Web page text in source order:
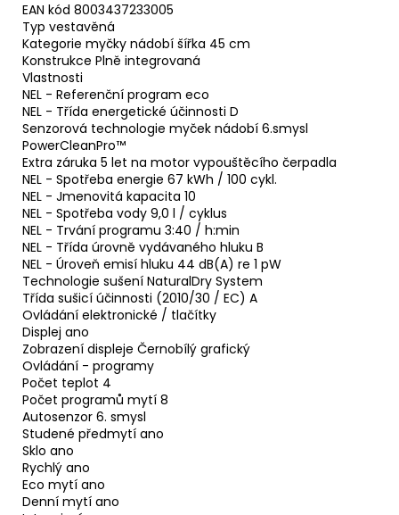
EAN kód 8003437233005
Typ vestavěná
Kategorie myčky nádobí šířka 45 cm
Konstrukce Plně integrovaná
Vlastnosti
NEL - Referenční program eco
NEL - Třída energetické účinnosti D
Senzorová technologie myček nádobí 6.smysl
PowerCleanPro™
Extra záruka 5 let na motor vypouštěcího čerpadla
NEL - Spotřeba energie 67 kWh / 100 cykl.
NEL - Jmenovitá kapacita 10
NEL - Spotřeba vody 9,0 l / cyklus
NEL - Trvání programu 3:40 / h:min
NEL - Třída úrovně vydávaného hluku B
NEL - Úroveň emisí hluku 44 dB(A) re 1 pW
Technologie sušení NaturalDry System
Třída sušicí účinnosti (2010/30 / EC) A
Ovládání elektronické / tlačítky
Displej ano
Zobrazení displeje Černobílý grafický
Ovládání - programy
Počet teplot 4
Počet programů mytí 8
Autosenzor 6. smysl
Studené předmytí ano
Sklo ano
Rychlý ano
Eco mytí ano
Denní mytí ano